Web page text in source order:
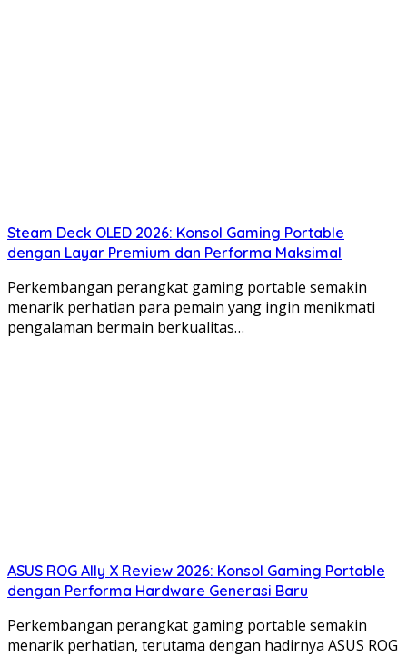
Steam Deck OLED 2026: Konsol Gaming Portable
dengan Layar Premium dan Performa Maksimal
Perkembangan perangkat gaming portable semakin
menarik perhatian para pemain yang ingin menikmati
pengalaman bermain berkualitas…
ASUS ROG Ally X Review 2026: Konsol Gaming Portable
dengan Performa Hardware Generasi Baru
Perkembangan perangkat gaming portable semakin
menarik perhatian, terutama dengan hadirnya ASUS ROG